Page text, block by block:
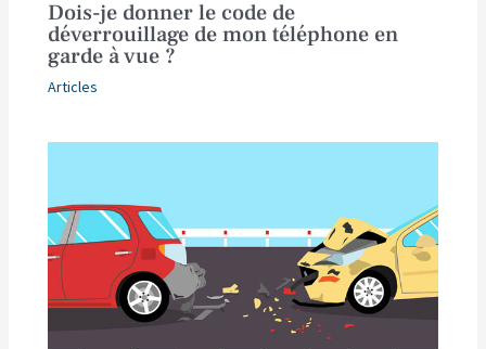
Dois-je donner le code de
déverrouillage de mon téléphone en
garde à vue ?
Articles